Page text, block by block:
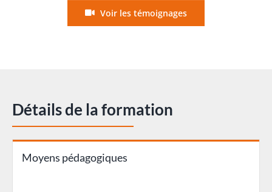
Voir les témoignages
Détails de la formation
Moyens pédagogiques